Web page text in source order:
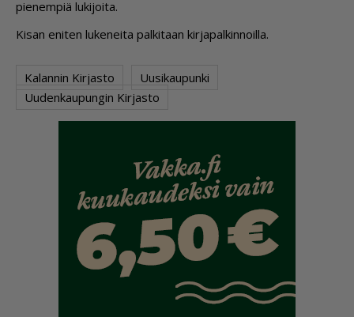
pie­nem­piä lu­ki­joi­ta.
Ki­san eni­ten lu­ke­nei­ta pal­ki­taan kir­ja­pal­kin­noil­la.
Kalannin Kirjasto
Uusikaupunki
Uudenkaupungin Kirjasto